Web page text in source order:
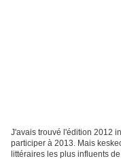
J'avais trouvé l'édition 2012
participer à 2013. Mais
littéraires les plus influents